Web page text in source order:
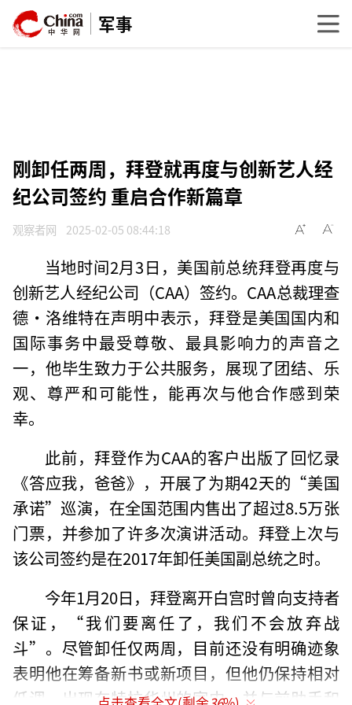
军事
刚卸任两周，拜登就再度与创新艺人经
纪公司签约 重启合作新篇章
观察者网 2025-02-05 08:44:18
当地时间2月3日，美国前总统拜登再度与
创新艺人经纪公司（CAA）签约。CAA总裁理查
德·洛维特在声明中表示，拜登是美国国内和
国际事务中最受尊敬、最具影响力的声音之
一，他毕生致力于公共服务，展现了团结、乐
观、尊严和可能性，能再次与他合作感到荣
幸。
此前，拜登作为CAA的客户出版了回忆录
《答应我，爸爸》，开展了为期42天的“美国
承诺”巡演，在全国范围内售出了超过8.5万张
门票，并参加了许多次演讲活动。拜登上次与
该公司签约是在2017年卸任美国副总统之时。
今年1月20日，拜登离开白宫时曾向支持者
保证，“我们要离任了，我们不会放弃战
斗”。尽管卸任仅两周，目前还没有明确迹象
表明他在筹备新书或新项目，但他仍保持相对
低调，出现在特拉华州的家中，并与前助手和